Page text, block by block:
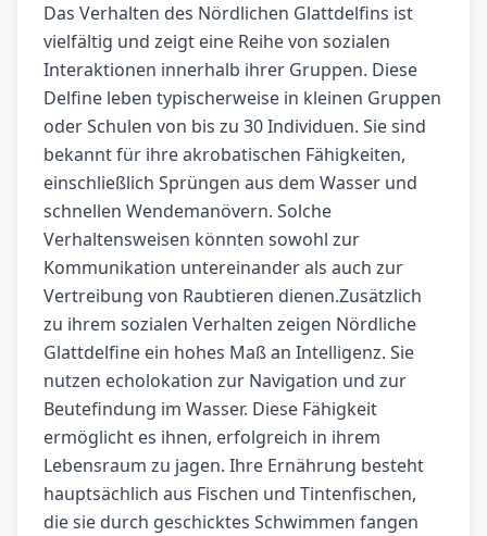
Das Verhalten des Nördlichen Glattdelfins ist
vielfältig und zeigt eine Reihe von sozialen
Interaktionen innerhalb ihrer Gruppen. Diese
Delfine leben typischerweise in kleinen Gruppen
oder Schulen von bis zu 30 Individuen. Sie sind
bekannt für ihre akrobatischen Fähigkeiten,
einschließlich Sprüngen aus dem Wasser und
schnellen Wendemanövern. Solche
Verhaltensweisen könnten sowohl zur
Kommunikation untereinander als auch zur
Vertreibung von Raubtieren dienen.Zusätzlich
zu ihrem sozialen Verhalten zeigen Nördliche
Glattdelfine ein hohes Maß an Intelligenz. Sie
nutzen echolokation zur Navigation und zur
Beutefindung im Wasser. Diese Fähigkeit
ermöglicht es ihnen, erfolgreich in ihrem
Lebensraum zu jagen. Ihre Ernährung besteht
hauptsächlich aus Fischen und Tintenfischen,
die sie durch geschicktes Schwimmen fangen